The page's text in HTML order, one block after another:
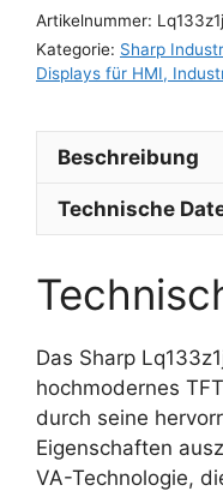
Artikelnummer:
Kategorie: Sharp
Displays für HMI,
Beschreibung
Technische
Das Sharp
hochmodernes
durch seine
Eigenschaften
VA-Technologie,